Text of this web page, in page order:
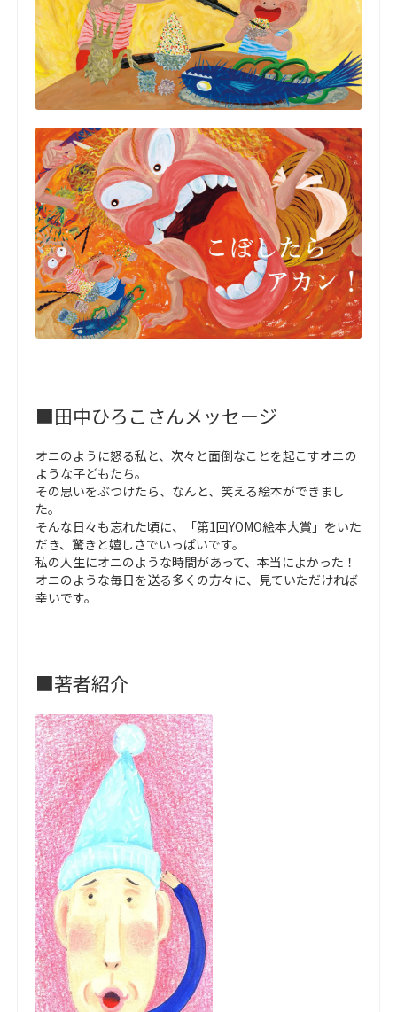
■田中ひろこさんメッセージ
オニのように怒る私と、次々と面倒なことを起こすオニの
ような子どもたち。
その思いをぶつけたら、なんと、笑える絵本ができまし
た。
そんな日々も忘れた頃に、「第1回YOMO絵本大賞」をいた
だき、驚きと嬉しさでいっぱいです。
私の人生にオニのような時間があって、本当によかった！
オニのような毎日を送る多くの方々に、見ていただければ
幸いです。
■著者紹介